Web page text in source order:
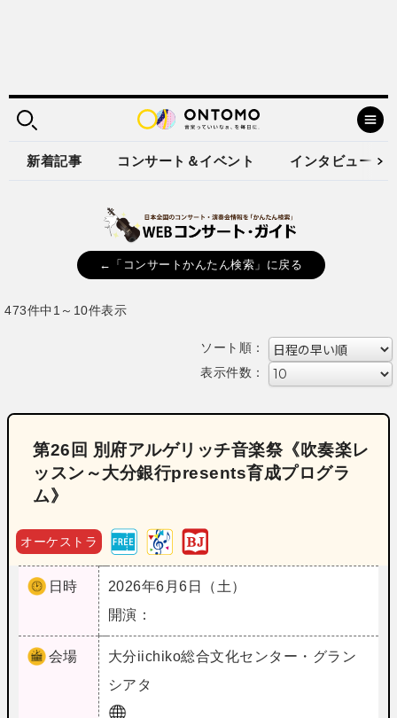
新着記事 コンサート＆イベント インタビュー
←「コンサートかんたん検索」に戻る
473件中1～10件表示
ソート順：
表示件数：
第26回 別府アルゲリッチ音楽祭《吹奏楽レ
ッスン～大分銀行presents育成プログラ
ム》
オーケストラ
日時
2026年6月6日（土）
開演：
会場 大分iichiko総合文化センター・グラン
シアタ